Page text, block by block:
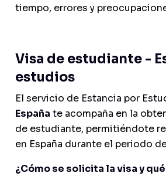
tiempo, errores y
Visa de estudiante -
estudios
El servicio de Estancia por
España te acompaña en la
de estudiante, permitiéndote
en España durante el periodo
¿Cómo se solicita la visa y